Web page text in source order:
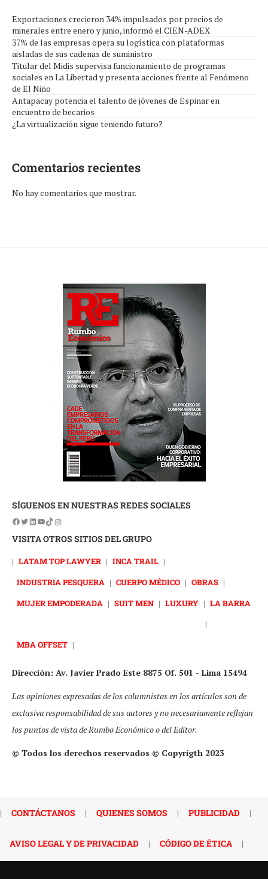
Exportaciones crecieron 34% impulsados por precios de
minerales entre enero y junio, informó el CIEN-ADEX
37% de las empresas opera su logística con plataformas
aisladas de sus cadenas de suministro
Titular del Midis supervisa funcionamiento de programas
sociales en La Libertad y presenta acciones frente al Fenómeno
de El Niño
Antapacay potencia el talento de jóvenes de Espinar en
encuentro de becarios
¿La virtualización sigue teniendo futuro?
Comentarios recientes
No hay comentarios que mostrar.
SÍGUENOS EN NUESTRAS REDES SOCIALES
VISITA OTROS SITIOS DEL GRUPO
| LATAM TOP LAWYER | INCA TRAIL |
INDUSTRIA PESQUERA | CUERPO MÉDICO | OBRAS |
MUJER EMPODERADA | SUIT MEN | LUXURY | LA BARRA
|
MBA OFFSET |
Dirección: Av. Javier Prado Este 8875 Of. 501 - Lima 15494
Las opiniones expresadas de los columnistas en los artículos son de
exclusiva responsabilidad de sus autores y no necesariamente reflejan
los puntos de vista de Rumbo Económico o del Editor.
© Todos los derechos reservados © Copyrigth 2023
| CONTÁCTANOS | QUIENES SOMOS | PUBLICIDAD |
AVISO LEGAL Y DE PRIVACIDAD | CÓDIGO DE ÉTICA |